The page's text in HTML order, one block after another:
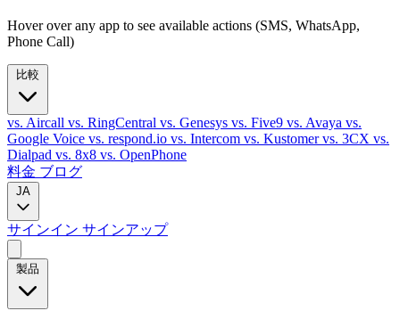
Hover over any app to see available actions (SMS, WhatsApp,
Phone Call)
vs. Aircall vs. RingCentral vs. Genesys vs. Five9 vs. Avaya vs.
Google Voice vs. respond.io vs. Intercom vs. Kustomervs. 3CX vs.
Dialpad vs. 8x8 vs. OpenPhone
料金 ブログ
JA
サインイン サインアップ
製品